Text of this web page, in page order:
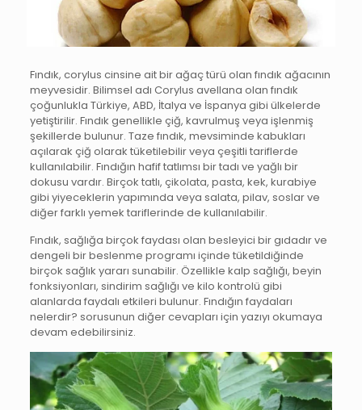
Fındık, corylus cinsine ait bir ağaç türü olan fındık ağacının
meyvesidir. Bilimsel adı Corylus avellana olan fındık
çoğunlukla Türkiye, ABD, İtalya ve İspanya gibi ülkelerde
yetiştirilir. Fındık genellikle çiğ, kavrulmuş veya işlenmiş
şekillerde bulunur. Taze fındık, mevsiminde kabukları
açılarak çiğ olarak tüketilebilir veya çeşitli tariflerde
kullanılabilir. Fındığın hafif tatlımsı bir tadı ve yağlı bir
dokusu vardır. Birçok tatlı, çikolata, pasta, kek, kurabiye
gibi yiyeceklerin yapımında veya salata, pilav, soslar ve
diğer farklı yemek tariflerinde de kullanılabilir.
Fındık, sağlığa birçok faydası olan besleyici bir gıdadır ve
dengeli bir beslenme programı içinde tüketildiğinde
birçok sağlık yararı sunabilir. Özellikle kalp sağlığı, beyin
fonksiyonları, sindirim sağlığı ve kilo kontrolü gibi
alanlarda faydalı etkileri bulunur. Fındığın faydaları
nelerdir? sorusunun diğer cevapları için yazıyı okumaya
devam edebilirsiniz.